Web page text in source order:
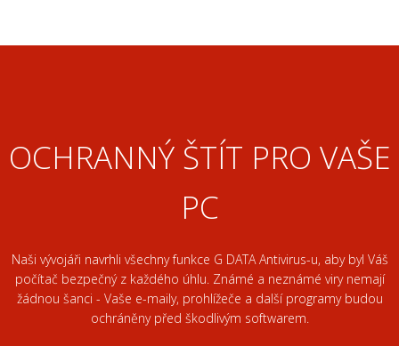
OCHRANNÝ ŠTÍT PRO VAŠE
PC
Naši vývojáři navrhli všechny funkce G DATA Antivirus-u, aby byl Váš
počítač bezpečný z každého úhlu. Známé a neznámé viry nemají
žádnou šanci - Vaše e-maily, prohlížeče a další programy budou
ochráněny před škodlivým softwarem.